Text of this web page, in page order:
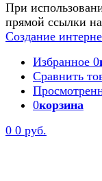
При
прямой ссылки
Создание
Избранное 0
Сравнить
0корзина
0 0 руб.